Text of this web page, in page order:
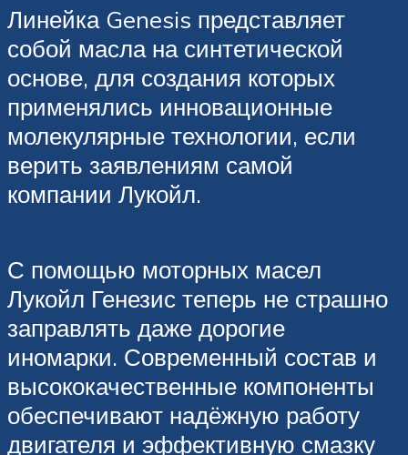
Линейка Genesis представляет
собой масла на синтетической
основе, для создания которых
применялись инновационные
молекулярные технологии, если
верить заявлениям самой
компании Лукойл.
С помощью моторных масел
Лукойл Генезис теперь не страшно
заправлять даже дорогие
иномарки. Современный состав и
высококачественные компоненты
обеспечивают надёжную работу
двигателя и эффективную смазку